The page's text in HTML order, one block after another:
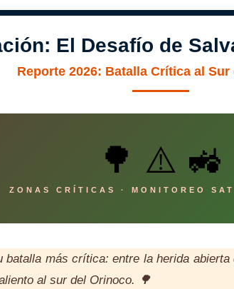
El Desafío de
Reporte 2026: Batalla Crítica al
🌳 ⚠️ 🚜
ZONAS CRÍTICAS · MONITOREO
batalla más crítica: entre la herida
al sur del Orinoco. 🌳